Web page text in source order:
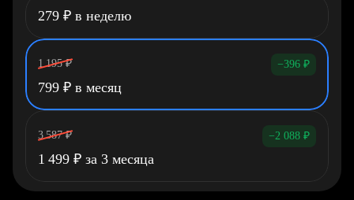
279 ₽ в неделю
1 195 ₽ −396 ₽
799 ₽ в месяц
3 587 ₽ −2 088 ₽
1 499 ₽ за 3 месяца